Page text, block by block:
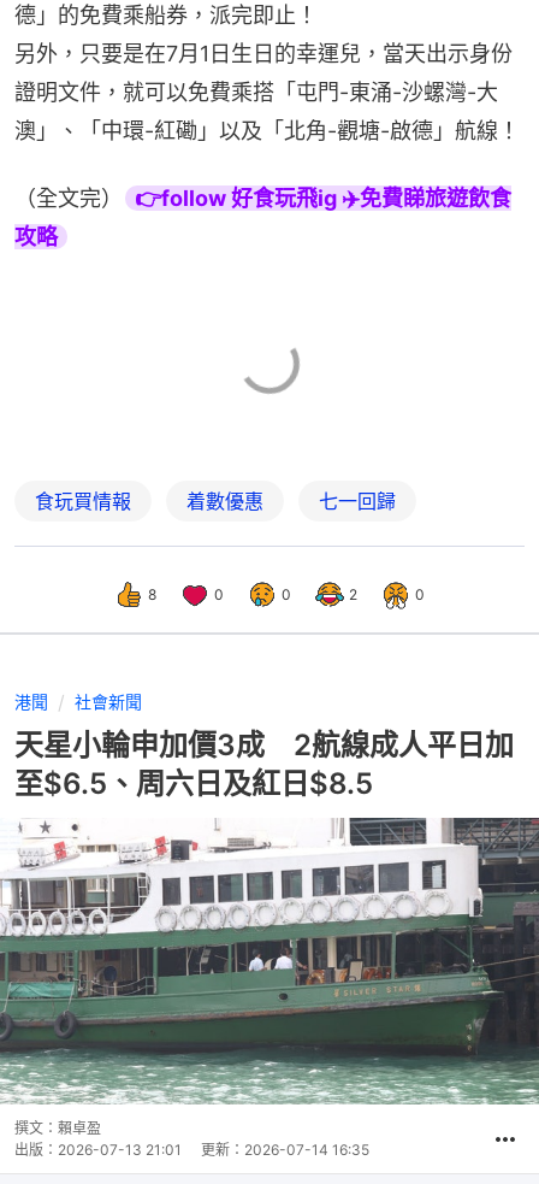
德」的免費乘船券，派完即止！
另外，只要是在7月1日生日的幸運兒，當天出示身份
證明文件，就可以免費乘搭「屯門-東涌-沙螺灣-大
澳」、「中環-紅磡」以及「北角-觀塘-啟德」航線！
（全文完）
👉follow 好食玩飛ig ✈️免費睇旅遊飲食
攻略
食玩買情報 着數優惠 七一回歸
8 0 0 2 0
港聞 社會新聞
天星小輪申加價3成 2航線成人平日加
至$6.5、周六日及紅日$8.5
撰文： 賴卓盈
出版： 2026-07-13 21:01 更新： 2026-07-14 16:35